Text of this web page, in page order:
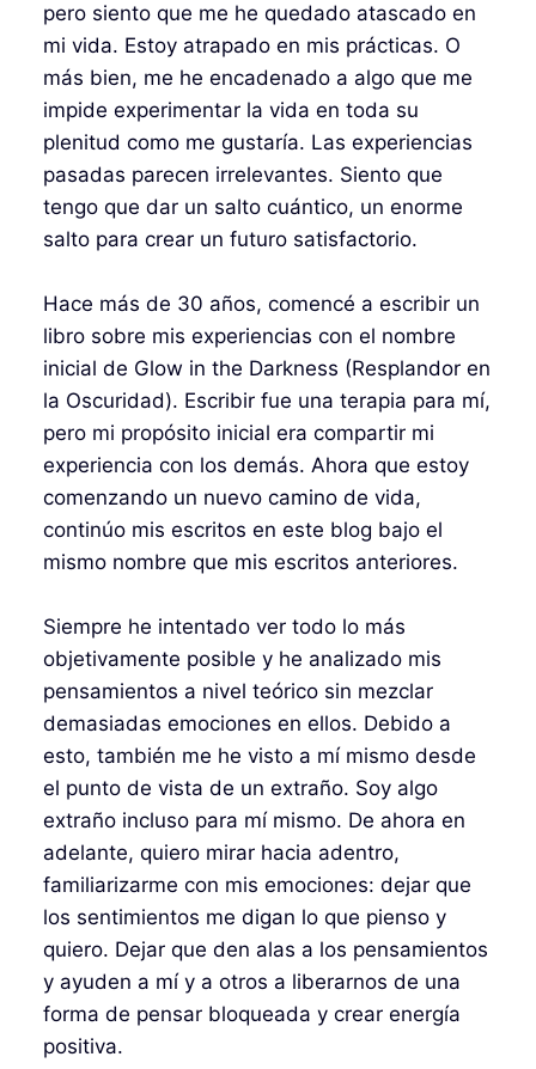
pero siento que me he quedado atascado en
mi vida. Estoy atrapado en mis prácticas. O
más bien, me he encadenado a algo que me
impide experimentar la vida en toda su
plenitud como me gustaría. Las experiencias
pasadas parecen irrelevantes. Siento que
tengo que dar un salto cuántico, un enorme
salto para crear un futuro satisfactorio.
Hace más de 30 años, comencé a escribir un
libro sobre mis experiencias con el nombre
inicial de Glow in the Darkness (Resplandor en
la Oscuridad). Escribir fue una terapia para mí,
pero mi propósito inicial era compartir mi
experiencia con los demás. Ahora que estoy
comenzando un nuevo camino de vida,
continúo mis escritos en este blog bajo el
mismo nombre que mis escritos anteriores.
Siempre he intentado ver todo lo más
objetivamente posible y he analizado mis
pensamientos a nivel teórico sin mezclar
demasiadas emociones en ellos. Debido a
esto, también me he visto a mí mismo desde
el punto de vista de un extraño. Soy algo
extraño incluso para mí mismo. De ahora en
adelante, quiero mirar hacia adentro,
familiarizarme con mis emociones: dejar que
los sentimientos me digan lo que pienso y
quiero. Dejar que den alas a los pensamientos
y ayuden a mí y a otros a liberarnos de una
forma de pensar bloqueada y crear energía
positiva.